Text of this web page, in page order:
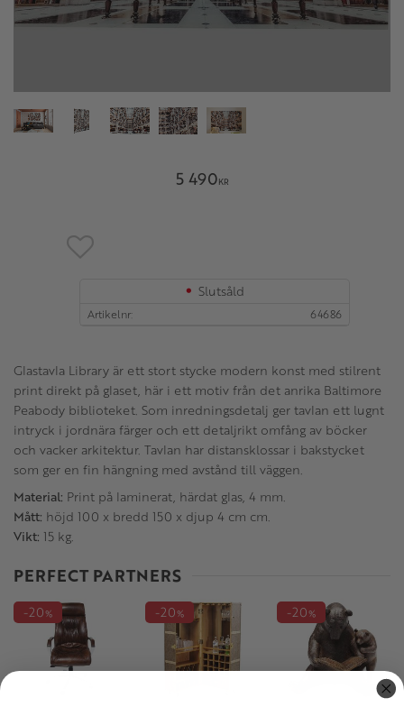
5 490KR
Lägg till i favoriter
Slutsåld
Artikelnr 64686
Glastavla Library är ett stort stycke modern konst med stilrent
print direkt på glaset, här i ett motiv från det anrika Baltimore
Peabody biblioteket. Som inredningsdetalj ger tavlan ett lugnt
intryck i jordnära färger och ett detaljrikt omfång av böcker
och vacker arkitektur. Tavlan har distansklossar i bakstycket
som ger en fin hängning med avstånd till väggen.
Material: Print på laminerat, härdat glas, 4 mm.
Mått: höjd 100 x bredd 150 x djup 4 cm cm.
Vikt: 15 kg.
PERFECT PARTNERS
20% 20% 20%